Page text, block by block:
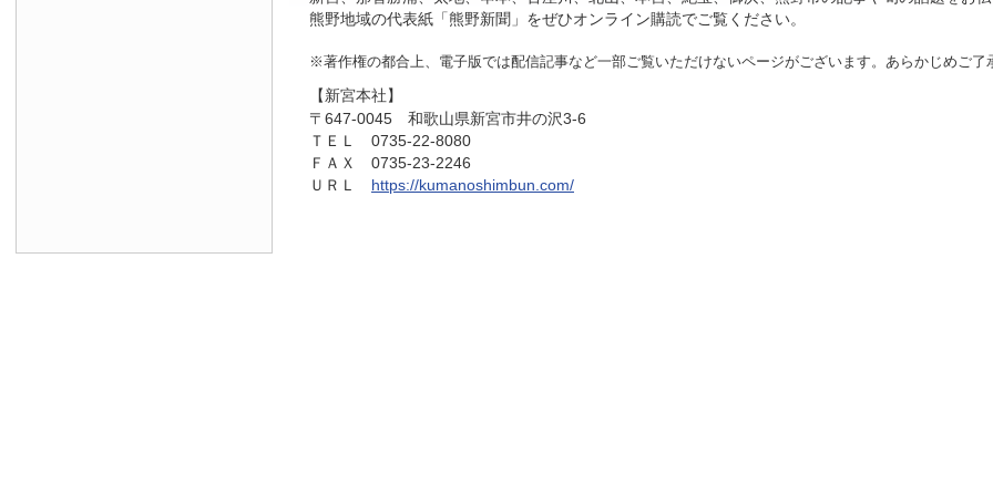
熊野地域の代表紙「熊野新聞」をぜひオンライン購読でご覧ください。
※著作権の都合上、電子版では配信記事など一部ご覧いただけないページがございます。あらかじめご了
【新宮本社】
〒647-0045 和歌山県新宮市井の沢3-6
ＴＥＬ 0735-22-8080
ＦＡＸ 0735-23-2246
ＵＲＬ https://kumanoshimbun.com/